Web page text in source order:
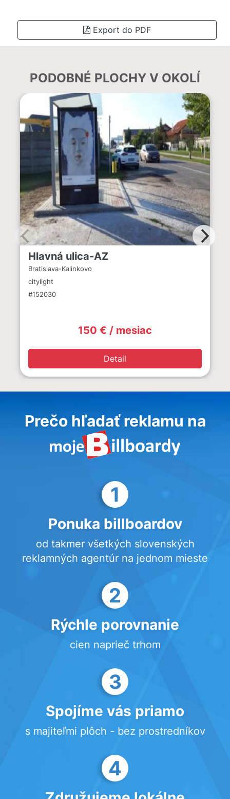
Export do PDF
PODOBNÉ PLOCHY V OKOLÍ
Hlavná ulica-AZ
Bratislava-Kalinkovo
citylight
#152030
150 € / mesiac
Detail
Prečo hľadať reklamu na
1
Ponuka billboardov
od takmer všetkých slovenských
reklamných agentúr na jednom mieste
2
Rýchle porovnanie
cien naprieč trhom
3
Spojíme vás priamo
s majiteľmi plôch - bez prostredníkov
4